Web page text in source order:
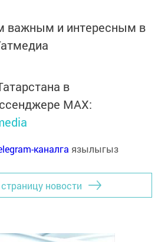
важным и интересным в
в
MАХ:
каналга язылыгыз
новости